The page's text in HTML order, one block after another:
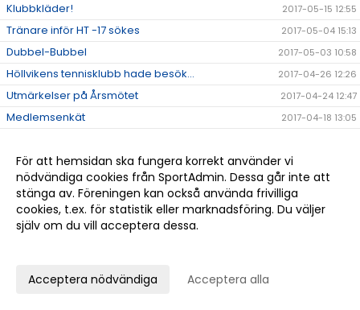
Klubbkläder! 2017-05-15 12:55
Tränare inför HT -17 sökes 2017-05-04 15:13
Dubbel-Bubbel 2017-05-03 10:58
Höllvikens tennisklubb hade besök... 2017-04-26 12:26
Utmärkelser på Årsmötet 2017-04-24 12:47
Medlemsenkät 2017-04-18 13:05
Schema för Påsklovstennis 2017-04-05 16:09
Årsmöte 2017-04-05 10:51
Tävlingsresultat Februari 2017 2017-03-03 11:49
Tävlingsresultat december& januari
Vårens If SO Tour tävlingar för juniorer 6-12 år
För att hemsidan ska fungera korrekt använder vi
nödvändiga cookies från SportAdmin. Dessa går inte att
stänga av. Föreningen kan också använda frivilliga
cookies, t.ex. för statistik eller marknadsföring. Du väljer
själv om du vill acceptera dessa.
Acceptera nödvändiga Acceptera alla